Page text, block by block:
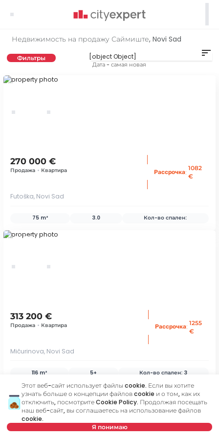
Недвижимость на продажу Саймиште, Novi Sad
Фильтры sort
Дата - самая новая
ID 66570
270 000 €
Продажа • Квартира Рассрочка: 1082
€
Futoška, Novi Sad
75 m² 3.0 Кол-во спален:
ID 70309
313 200 €
Продажа • Квартира Рассрочка: 1255
€
Mičurinova, Novi Sad
116 m² 5+ Кол-во спален: 3
ID 78901
saveСохранить поиск
Этот веб-сайт использует файлы cookie. Если вы хотите
узнать больше о концепции файлов cookie и о том, как их
отключить, посмотритеCookie Policy. Продолжая посещать
наш веб-сайт, вы соглашаетесь на использование файлов
cookie.
Я понимаю